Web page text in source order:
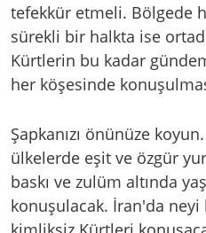
tefekkür etmeli. Bölgede
sürekli bir halkta ise
Kürtlerin bu kadar
her köşesinde
Şapkanızı önünüze
ülkelerde eşit ve özgür
baskı ve zulüm altında
konuşulacak. İran'da neyi